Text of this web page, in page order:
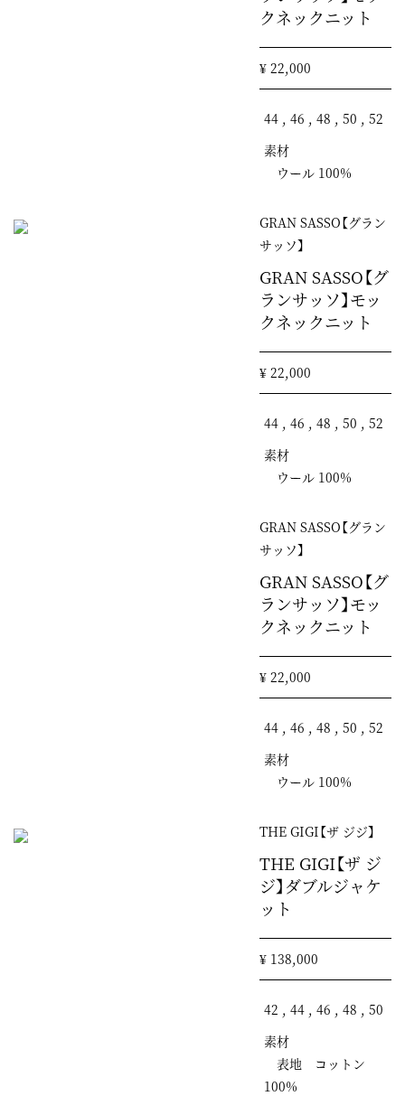
クネックニット
¥ 22,000
44 , 46 , 48 , 50 , 52
素材
ウール 100%
GRAN SASSO【グラン
サッソ】
GRAN SASSO【グ
ランサッソ】モッ
クネックニット
¥ 22,000
44 , 46 , 48 , 50 , 52
素材
ウール 100%
GRAN SASSO【グラン
サッソ】
GRAN SASSO【グ
ランサッソ】モッ
クネックニット
¥ 22,000
44 , 46 , 48 , 50 , 52
素材
ウール 100%
THE GIGI【ザ ジジ】
THE GIGI【ザ ジ
ジ】ダブルジャケ
ット
¥ 138,000
42 , 44 , 46 , 48 , 50
素材
表地 コットン
100%